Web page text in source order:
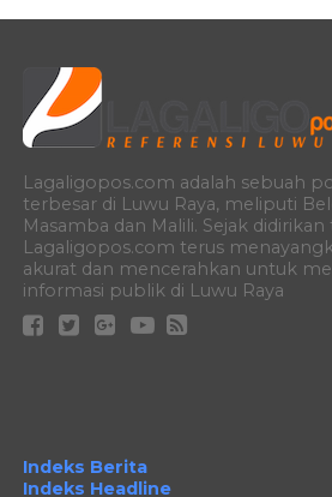
Lagaligopos.com adalah sebuah
terbesar di Luwu Raya, meliputi
Masamba dan Malili. Sejak didirikan
Lagaligopos.com terus
akurat dan mencerahkan untuk
informasi publik di Luwu Raya
Indeks Berita
Indeks Headline